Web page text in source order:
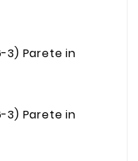
3) Parete in
3) Parete in